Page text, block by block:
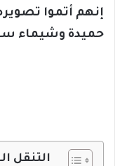
إنهم أتموا
حميدة وشيماء
التنقل